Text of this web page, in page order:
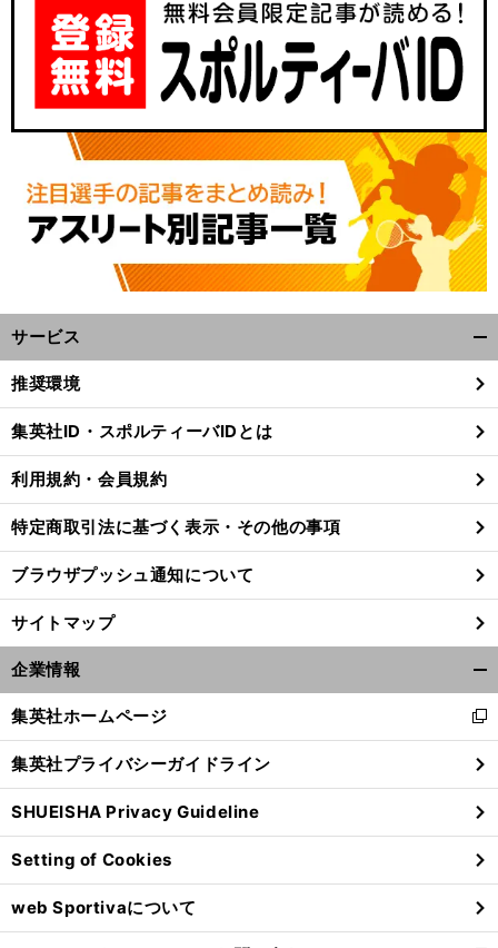
】
テ
」
サービス
閉
る
推奨環境
集英社ID・スポルティーバIDとは
利用規約・会員規約
特定商取引法に基づく表示・その他の事項
ブラウザプッシュ通知について
サイトマップ
企業情報
閉
る
集英社ホームページ
新
し
い
ウ
ィ
ン
ド
ウ
で
開
集英社プライバシーガイドライン
SHUEISHA Privacy Guideline
Setting of Cookies
web Sportivaについて